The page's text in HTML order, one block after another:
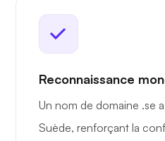
Reconnaissance
Un nom de domaine .se
Suède, renforçant la